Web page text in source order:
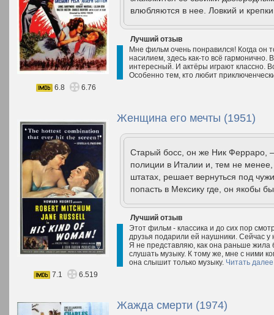
влюбляются в нее. Ловкий и
Лучший отзыв
Мне фильм очень понравился! Когда он
насилием, здесь как-то всё гармонично.
интересный. И актёры играют классно.
Особенно тем, кто любит
6.8
6.76
Женщина его мечты (1951)
Старый босс, он же Ник Ферраро,
полиции в Италии и, тем не
штатах, решает вернуться под
попасть в Мексику где, он якобы
Лучший отзыв
Этот фильм - классика и до сих пор
друзья подарили ей наушники. Сейчас
Я не представляю, как она раньше
слушать музыку. К тому же, мне с ними
она слышит только музыку. Читать далее
7.1
6.519
Жажда смерти (1974)